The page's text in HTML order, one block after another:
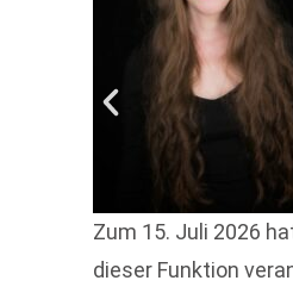
Zum 15. Juli 2026
dieser Funktion